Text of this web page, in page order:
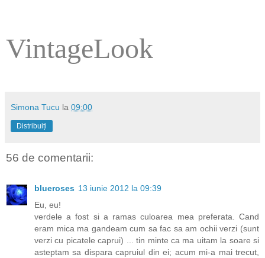
VintageLook
Simona Tucu la 09:00
Distribuiți
56 de comentarii:
blueroses 13 iunie 2012 la 09:39
Eu, eu!
verdele a fost si a ramas culoarea mea preferata. Cand
eram mica ma gandeam cum sa fac sa am ochii verzi (sunt
verzi cu picatele caprui) ... tin minte ca ma uitam la soare si
asteptam sa dispara capruiul din ei; acum mi-a mai trecut,